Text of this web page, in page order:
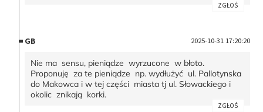
ZGŁOŚ
GB 2025-10-31 17:20:20
Nie ma sensu, pieniądze wyrzucone w błoto.
Proponuję za te pieniądze np. wydłużyć ul. Pallotynska
do Makowca i w tej części miasta tj ul. Słowackiego i
okolic znikają korki.
ZGŁOŚ